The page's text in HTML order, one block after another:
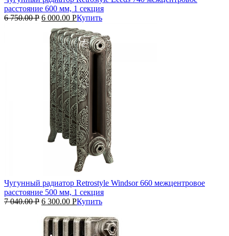
расстояние 600 мм, 1 секция
6 750.00Р 6 000.00 РКупить
Чугунный радиатор Retrostyle Windsor 660 межцентровое
расстояние 500 мм, 1 секция
7 040.00Р 6 300.00 РКупить